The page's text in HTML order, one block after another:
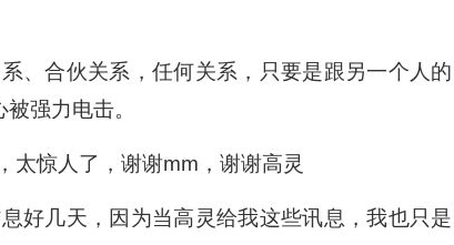
、合伙关系，任何关系，只要是跟另一个人的
强力电击。
太惊人了，谢谢mm，谢谢高灵
好几天，因为当高灵给我这些讯息，我也只是